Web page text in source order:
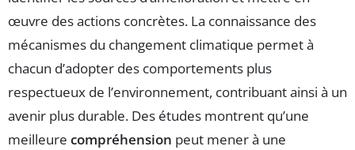
œuvre des actions concrètes. La connaissance des
mécanismes du changement climatique permet à
chacun d’adopter des comportements plus
respectueux de l’environnement, contribuant ainsi à un
avenir plus durable. Des études montrent qu’une
meilleure compréhension peut mener à une